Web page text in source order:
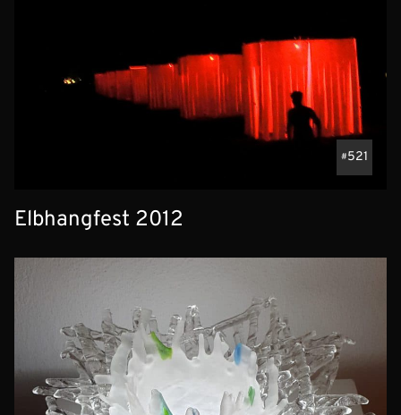
521
Elbhangfest 2012